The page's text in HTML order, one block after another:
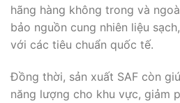
hãng hàng không trong và
bảo nguồn cung nhiên liệu
với các tiêu chuẩn quốc tế.
Đồng thời, sản xuất SAF còn
năng lượng cho khu vực, giảm